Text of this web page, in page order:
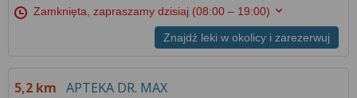
Zamknięta, zapraszamy dzisiaj (08:00 – 19:00)
Znajdź leki w okolicy i zarezerwuj
5,2 km APTEKA DR. MAX